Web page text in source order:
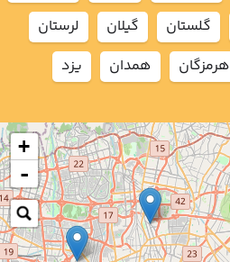
+
-
گلستان گيلان
لرستان
هرمزگان همدان يزد